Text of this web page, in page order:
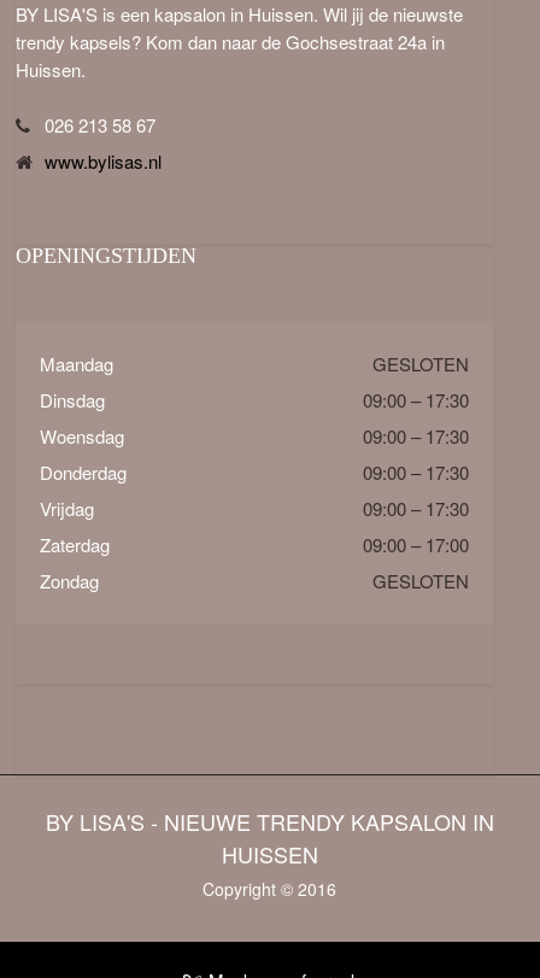
BY LISA'S is een kapsalon in Huissen. Wil jij de nieuwste
trendy kapsels? Kom dan naar de Gochsestraat 24a in
Huissen.
026 213 58 67
www.bylisas.nl
OPENINGSTIJDEN
Maandag
GESLOTEN
Dinsdag
09:00 – 17:30
Woensdag
09:00 – 17:30
Donderdag
09:00 – 17:30
Vrijdag
09:00 – 17:30
Zaterdag
09:00 – 17:00
Zondag
GESLOTEN
BY LISA'S - NIEUWE TRENDY KAPSALON IN
HUISSEN
Copyright © 2016